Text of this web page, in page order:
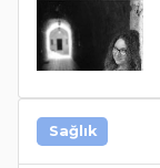
Sağlık